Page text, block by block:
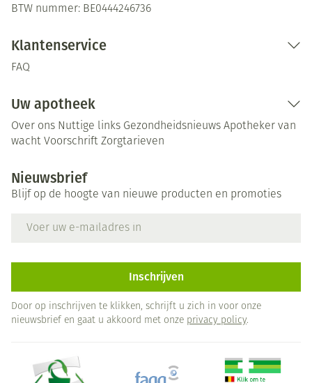
BTW nummer: BE0444246736
Klantenservice
FAQ
Uw apotheek
Over ons Nuttige links Gezondheidsnieuws Apotheker van
wacht Voorschrift Zorgtarieven
Nieuwsbrief
Blijf op de hoogte van nieuwe producten en promoties
Inschrijven
Door op inschrijven te klikken, schrijft u zich in voor onze
nieuwsbrief en gaat u akkoord met onze privacy policy.